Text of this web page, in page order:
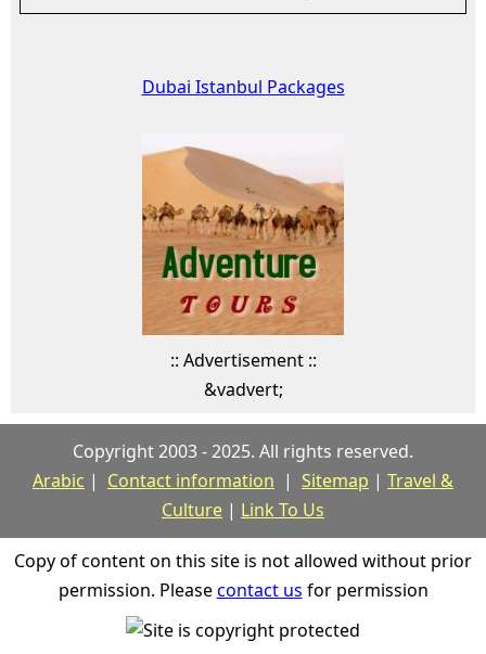
Dubai Istanbul Packages
:: Advertisement ::
&vadvert;
Copyright 2003 - 2025. All rights reserved.
Arabic | Contact information | Sitemap | Travel &
Culture | Link To Us
Copy of content on this site is not allowed without prior
permission. Pleasecontact us for permission